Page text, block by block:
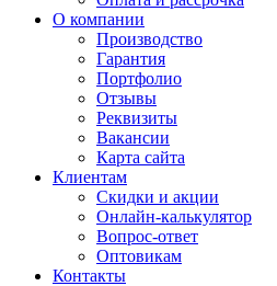
О компании
Производство
Гарантия
Портфолио
Отзывы
Реквизиты
Вакансии
Карта сайта
Клиентам
Скидки и акции
Онлайн-калькулятор
Вопрос-ответ
Оптовикам
Контакты